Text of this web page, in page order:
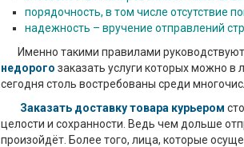
порядочность, в том числе отсутствие
надежность – вручение отправлений
Именно такими правилами
недорого заказать услуги которых можно
сегодня столь востребованы среди
Заказать доставку товара курьером
целости и сохранности. Ведь чем дольше
произойдёт. Более того, лица, которые